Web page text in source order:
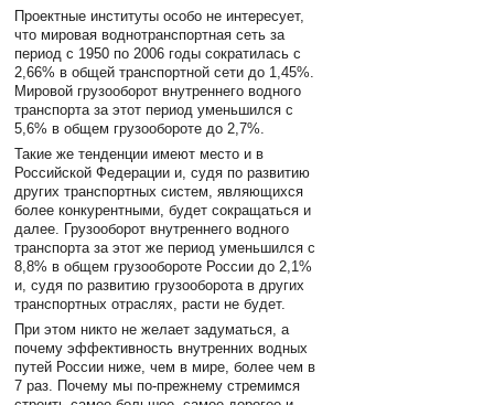
Проектные институты особо не интересует,
что мировая воднотранспортная сеть за
период с 1950 по 2006 годы сократилась с
2,66% в общей транспортной сети до 1,45%.
Мировой грузооборот внутреннего водного
транспорта за этот период уменьшился с
5,6% в общем грузообороте до 2,7%.
Такие же тенденции имеют место и в
Российской Федерации и, судя по развитию
других транспортных систем, являющихся
более конкурентными, будет сокращаться и
далее. Грузооборот внутреннего водного
транспорта за этот же период уменьшился с
8,8% в общем грузообороте России до 2,1%
и, судя по развитию грузооборота в других
транспортных отраслях, расти не будет.
При этом никто не желает задуматься, а
почему эффективность внутренних водных
путей России ниже, чем в мире, более чем в
7 раз. Почему мы по-прежнему стремимся